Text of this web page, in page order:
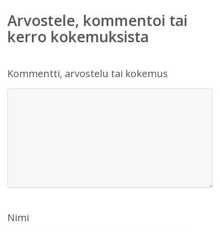
Arvostele, kommentoi tai
kerro kokemuksista
Kommentti, arvostelu tai kokemus
Nimi